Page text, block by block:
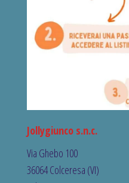
Jollygiunco s.n.c.
Via Ghebo 100
36064 Colceresa (VI)